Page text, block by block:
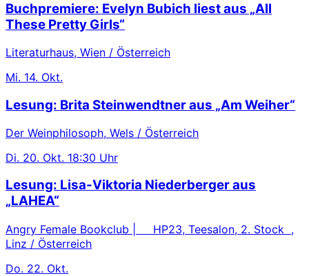
Buchpremiere: Evelyn Bubich liest aus „All
These Pretty Girls“
Literaturhaus, Wien / Österreich
Mi. 14. Okt.
Lesung: Brita Steinwendtner aus „Am Weiher“
Der Weinphilosoph, Wels / Österreich
Di. 20. Okt. 18:30 Uhr
Lesung: Lisa-Viktoria Niederberger aus
„LAHEA“
Angry Female Bookclub | HP23, Teesalon, 2. Stock ,
Linz / Österreich
Do. 22. Okt.